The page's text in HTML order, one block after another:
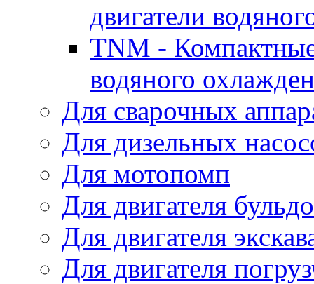
двигатели
TNM -
водяного
Для сварочных
Для дизельных
Для мотопомп
Для двигателя
Для двигателя
Для двигателя